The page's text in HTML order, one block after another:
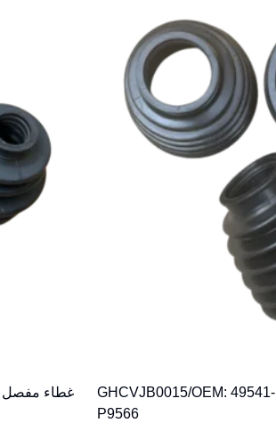
غطاء مفصل السيرة الذاتية GHCVJB0015/OEM: 49541-
P9566